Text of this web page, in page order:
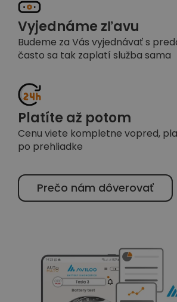
Vyjednáme zľavu
Budeme za Vás vyjednávať s
často sa tak zaplatí služba sama
Platíte až potom
Cenu viete kompletne vopred,
po prehliadke
Prečo nám dôverovať